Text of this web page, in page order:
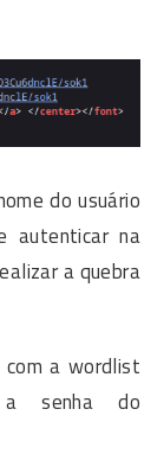
do usuário
autenticar na
a quebra
a wordlist
a senha do